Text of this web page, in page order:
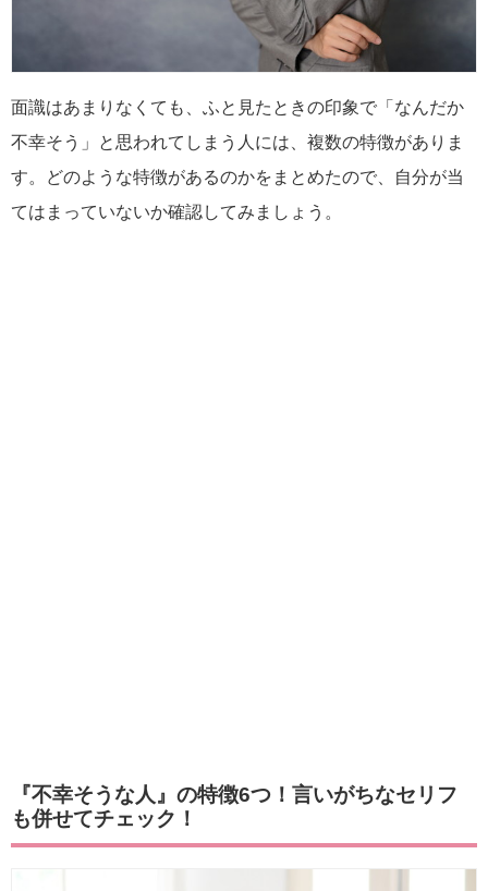
面識はあまりなくても、ふと見たときの印象で「なんだか
不幸そう」と思われてしまう人には、複数の特徴がありま
す。どのような特徴があるのかをまとめたので、自分が当
てはまっていないか確認してみましょう。
『不幸そうな人』の特徴6つ！言いがちなセリフ
も併せてチェック！